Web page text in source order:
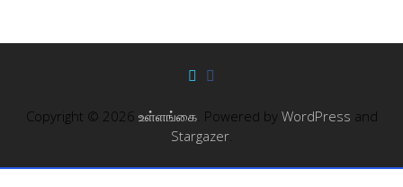
Copyright © 2026 உள்ளங்கை. Powered by WordPress and
Stargazer.